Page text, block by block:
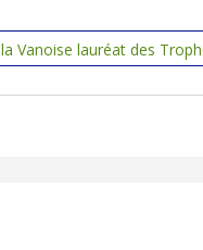
Vanoise lauréat des